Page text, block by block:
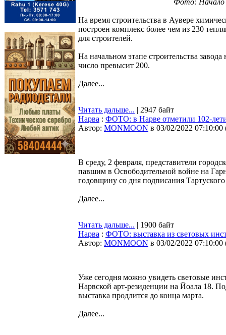
Фото: Начало
На время строительства в Аувере
построен комплекс более чем из 230
для строителей.
На начальном этапе строительства
число превысит 200.
Далее...
Читать дальше... | 2947 байт
Нарва : ФОТО: в Нарве отметили 102-
Автор: MONMOON в 03/02/2022 07:10:00
В среду, 2 февраля, представители
павшим в Освободительной войне на
годовщину со дня подписания
Далее...
Читать дальше... | 1900 байт
Нарва : ФОТО: выставка из световых
Автор: MONMOON в 03/02/2022 07:10:00
Уже сегодня можно увидеть световые
Нарвской арт-резиденции на Йоала 18.
выставка продлится до конца марта.
Далее...